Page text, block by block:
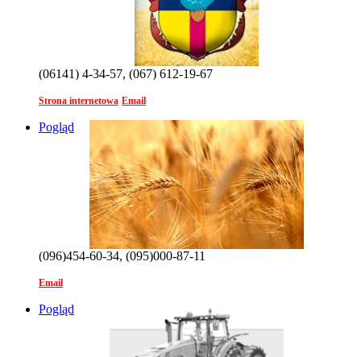
(06141) 4-34-57, (067) 612-19-67
Strona internetowa Email
Pogląd
(096)454-60-34, (095)000-87-11
Email
Pogląd